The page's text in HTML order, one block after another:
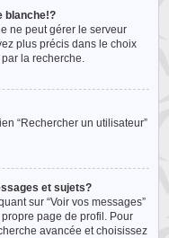
blanche!?
ne peut gérer le serveur
plus précis dans le choix
la recherche.
“Rechercher un utilisateur”
et sujets?
sur “Voir vos messages”
page de profil. Pour
avancée et choisissez